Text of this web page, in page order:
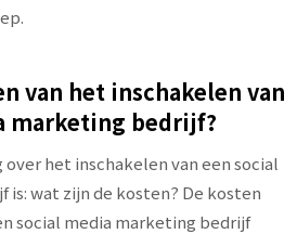
van het inschakelen van
marketing bedrijf?
het inschakelen van een social
wat zijn de kosten? De kosten
social media marketing bedrijf